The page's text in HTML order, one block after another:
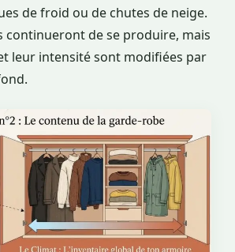
de froid ou de chutes de neige.
continueront de se produire, mais
leur intensité sont modifiées par